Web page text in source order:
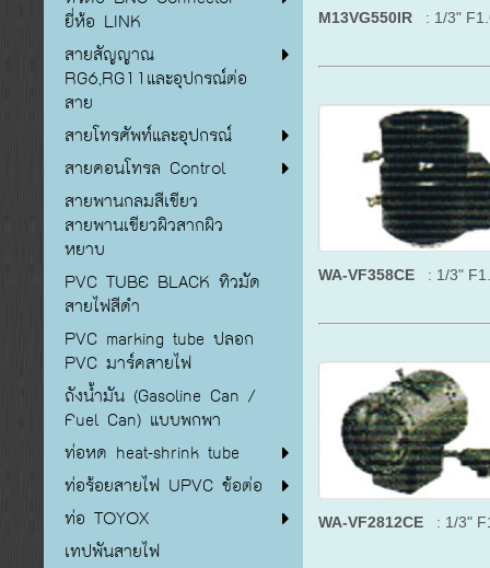
ยี่ห้อ LINK
สายสัญญาณ
RG6,RG11และอุปกรณ์ต่อ
สาย
สายโทรศัพท์และอุปกรณ์
สายคอนโทรล Control
สายพานกลมสีเขียว
สายพานเขียวผิวสากผิว
หยาบ
PVC TUBE BLACK ทิวมัด
สายไฟสีดำ
PVC marking tube ปลอก
PVC มาร์คสายไฟ
ถังน้ำมัน (Gasoline Can /
Fuel Can) แบบพกพา
ท่อหด heat-shrink tube
ท่อร้อยสายไฟ UPVC ข้อต่อ
ท่อ TOYOX
เทปพันสายไฟ
M13VG550IR: 1/3"
WA-VF358CE: 1/3"
WA-VF2812CE: 1/3"